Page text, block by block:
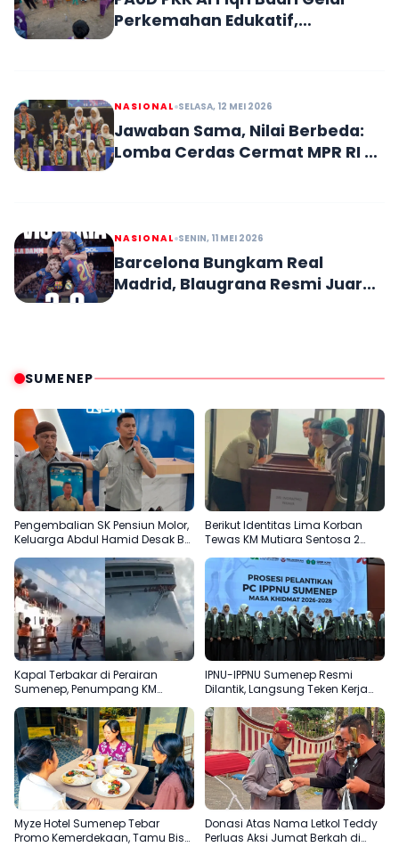
Perkemahan Edukatif,
NASIONAL SELASA, 12 MEI 2026
Jawaban Sama, Nilai Berbeda:
Lomba Cerdas Cermat MPR RI di
NASIONAL SENIN, 11 MEI 2026
Barcelona Bungkam Real
Madrid, Blaugrana Resmi Juara
SUMENEP
Pengembalian SK Pensiun Molor,
Keluarga Abdul Hamid Desak BRI
Sumenep Tepati Komitmen
Berikut Identitas Lima Korban
Tewas KM Mutiara Sentosa 2
Terungkap
Kapal Terbakar di Perairan
Sumenep, Penumpang KM
IPNU-IPPNU Sumenep Resmi
Dilantik, Langsung Teken Kerja
Kampus
Myze Hotel Sumenep Tebar
Promo Kemerdekaan, Tamu Bisa
Donasi Atas Nama Letkol Teddy
Perluas Aksi Jumat Berkah di